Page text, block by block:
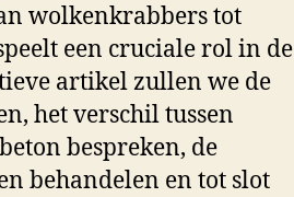
wolkenkrabbers tot
een cruciale rol in de
artikel zullen we de
het verschil tussen
bespreken, de
behandelen en tot slot